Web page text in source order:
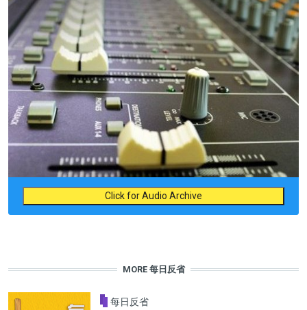
Click for Audio Archive
MORE 每日反省
每日反省